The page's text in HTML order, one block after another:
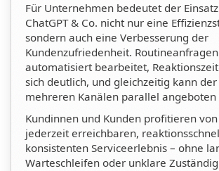
Für Unternehmen bedeutet der
ChatGPT & Co. nicht nur eine
sondern auch eine Verbesserung der
Kundenzufriedenheit.
automatisiert bearbeitet,
sich deutlich, und gleichzeitig kann
mehreren Kanälen parallel angeboten
Kundinnen und Kunden profitieren
jederzeit erreichbaren,
konsistenten Serviceerlebnis – ohne
Warteschleifen oder unklare